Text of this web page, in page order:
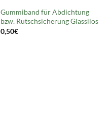
Gummiband für Abdichtung
bzw. Rutschsicherung Glassilos
0,50€